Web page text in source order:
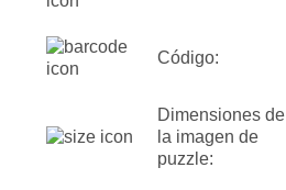
Código:
Dimensiones de
la imagen de
puzzle: